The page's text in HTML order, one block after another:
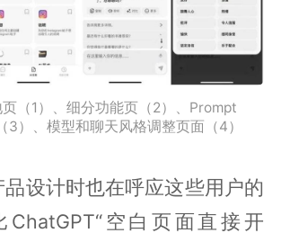
（1）、细分功能页（2）、Prompt
3）、模型和聊天风格调整页面（4）
设计时也在呼应这些用户的
空白页面直接开